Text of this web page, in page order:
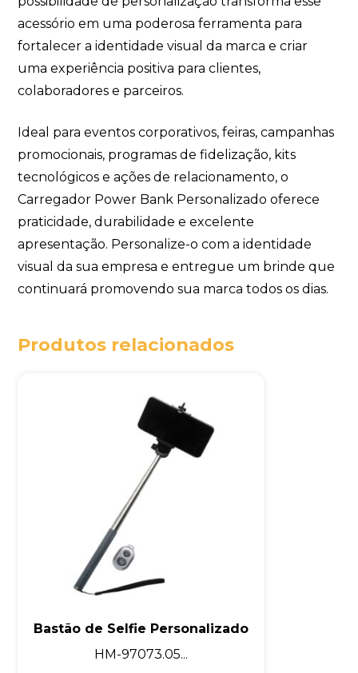
acessório em uma poderosa ferramenta para
fortalecer a identidade visual da marca e criar
uma experiência positiva para clientes,
colaboradores e parceiros.
Ideal para eventos corporativos, feiras, campanhas
promocionais, programas de fidelização, kits
tecnológicos e ações de relacionamento, o
Carregador Power Bank Personalizado oferece
praticidade, durabilidade e excelente
apresentação. Personalize-o com a identidade
visual da sua empresa e entregue um brinde que
continuará promovendo sua marca todos os dias.
Produtos relacionados
Bastão de Selfie Personalizado
HM-97073.05...